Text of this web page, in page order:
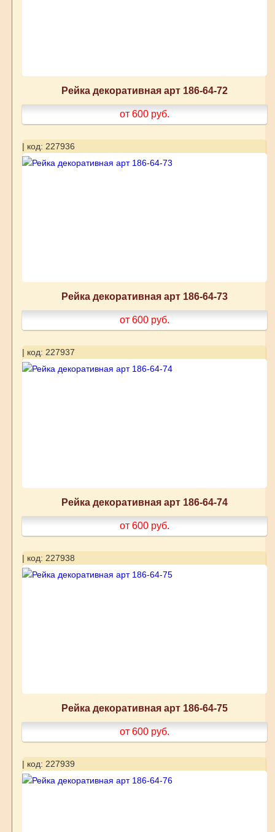
Рейка декоративная арт 186-64-72
от 600 руб.
| код: 227936
Рейка декоративная арт 186-64-73
от 600 руб.
| код: 227937
Рейка декоративная арт 186-64-74
от 600 руб.
| код: 227938
Рейка декоративная арт 186-64-75
от 600 руб.
| код: 227939